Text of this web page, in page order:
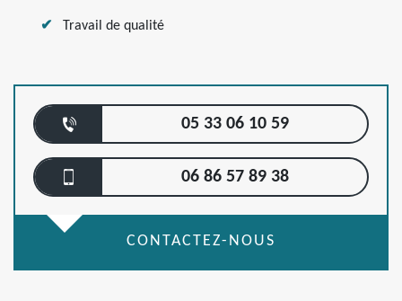
Travail de qualité
05 33 06 10 59
06 86 57 89 38
CONTACTEZ-NOUS